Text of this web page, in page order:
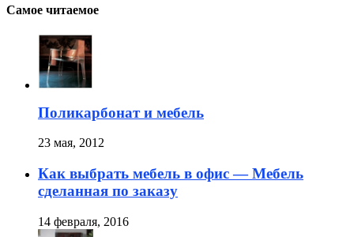
Самое читаемое
Поликарбонат и мебель
23 мая, 2012
Как выбрать мебель в офис — Мебель
сделанная по заказу
14 февраля, 2016